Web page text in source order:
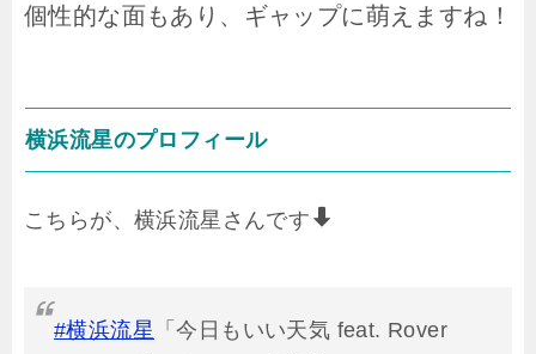
個性的な面もあり、ギャップに萌えますね！
横浜流星のプロフィール
こちらが、横浜流星さんです
#横浜流星 「今日もいい天気 feat. Rover